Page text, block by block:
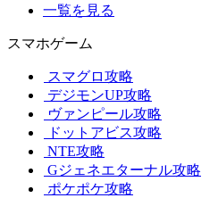
一覧を見る
スマホゲーム
スマグロ攻略
デジモンUP攻略
ヴァンピール攻略
ドットアビス攻略
NTE攻略
Gジェネエターナル攻略
ポケポケ攻略